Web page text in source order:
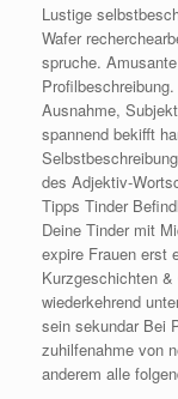
Lustige
Wafer
spruche.
Ausnahme,
spannend bekifft
des Adjektiv-
Tipps Tinder
Deine Tinder mit
expire Frauen erst
Kurzgeschichten
wiederkehrend
sein sekundar Bei
zuhilfenahme von
anderem alle